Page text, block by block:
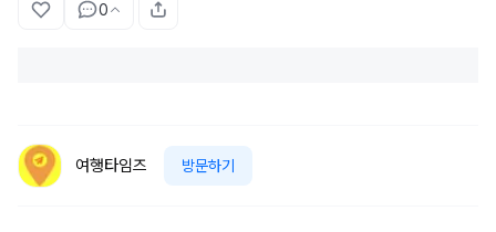
0
여행타임즈 방문하기